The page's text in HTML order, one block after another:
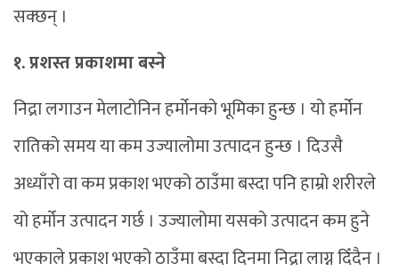
सक्छन् ।
१. प्रशस्त प्रकाशमा बस्ने
निद्रा लगाउन मेलाटोनिन हर्मोनको भूमिका हुन्छ । यो हर्मोन
रातिको समय या कम उज्यालोमा उत्पादन हुन्छ । दिउसै
अध्याँरो वा कम प्रकाश भएको ठाउँमा बस्दा पनि हाम्रो शरीरले
यो हर्मोन उत्पादन गर्छ । उज्यालोमा यसको उत्पादन कम हुने
भएकाले प्रकाश भएको ठाउँमा बस्दा दिनमा निद्रा लाग्न दिँदैन ।